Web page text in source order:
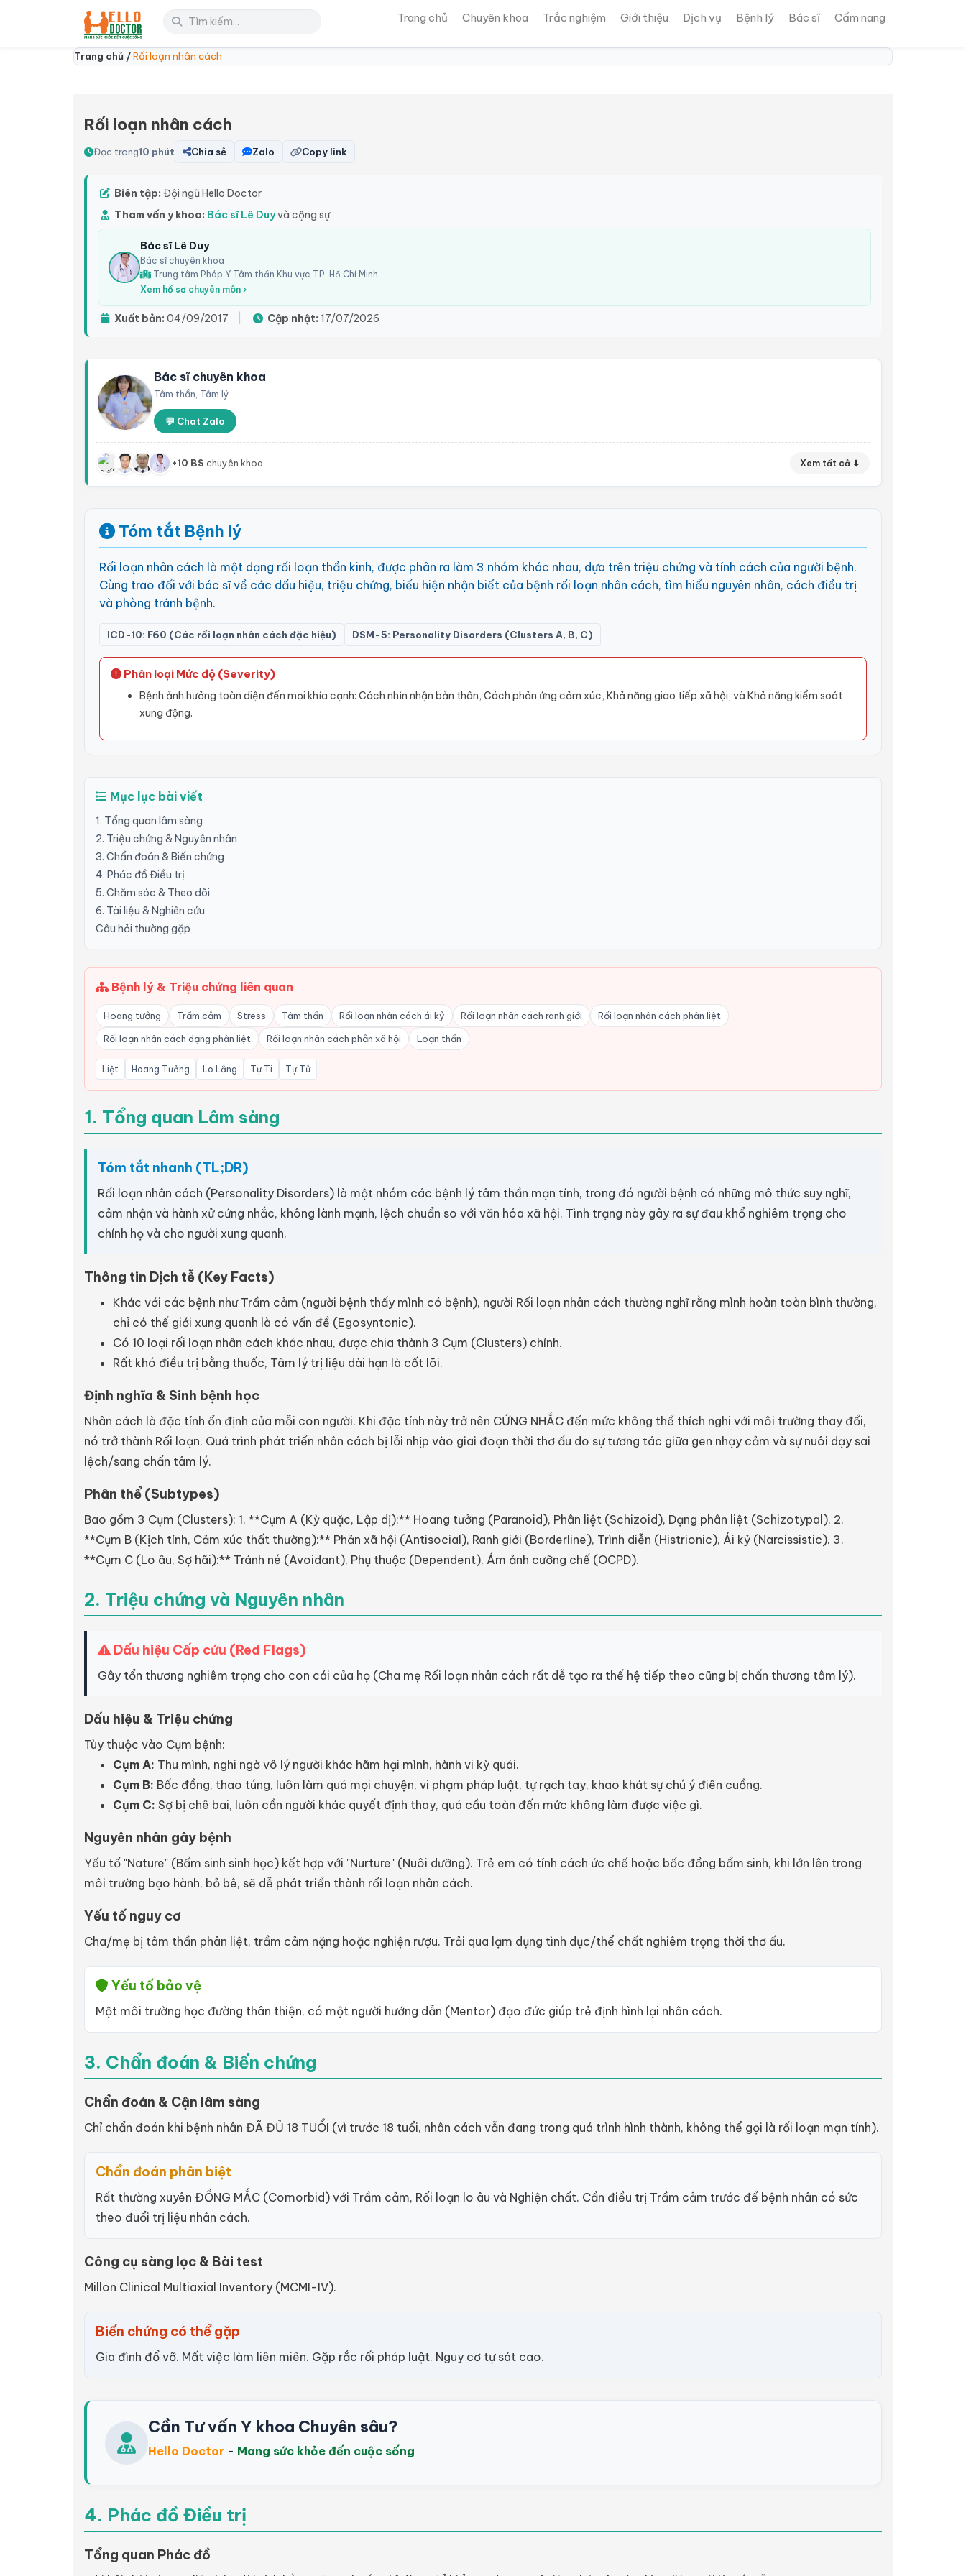
Trang chủ Chuyên khoa Trắc nghiệm Giới thiệu Dịch vụ Bệnh lý Bác sĩ Cẩm nang
Trang chủ /Rối loạn nhân cách
Rối loạn nhân cách
Đọc trong10 phút Chia sẻ Zalo Copy link
Biên tập: Đội ngũ Hello Doctor
Tham vấn y khoa: Bác sĩ Lê Duyvà cộng sự
Bác sĩ Lê Duy
Bác sĩ chuyên khoa
Trung tâm Pháp Y Tâm thần Khu vực TP. Hồ Chí Minh
Xem hồ sơ chuyên môn ›
Xuất bản: 04/09/2017 Cập nhật: 17/07/2026
Bác sĩ chuyên khoa
Tâm thần, Tâm lý
💬 Chat Zalo
+10 BS chuyên khoa Xem tất cả ⬇
Tóm tắt Bệnh lý
Rối loạn nhân cách là một dạng rối loạn thần kinh, được phân ra làm 3 nhóm khác nhau, dựa trên triệu chứng và tính cách của người bệnh.
Cùng trao đổi với bác sĩ về các dấu hiệu, triệu chứng, biểu hiện nhận biết của bệnh rối loạn nhân cách, tìm hiểu nguyên nhân, cách điều trị
và phòng tránh bệnh.
ICD-10: F60 (Các rối loạn nhân cách đặc hiệu) DSM-5: Personality Disorders (Clusters A, B, C)
Phân loại Mức độ (Severity)
Bệnh ảnh hưởng toàn diện đến mọi khía cạnh: Cách nhìn nhận bản thân, Cách phản ứng cảm xúc, Khả năng giao tiếp xã hội, và Khả năng kiểm soát
xung động.
Mục lục bài viết
1. Tổng quan lâm sàng
2. Triệu chứng & Nguyên nhân
3. Chẩn đoán & Biến chứng
4. Phác đồ Điều trị
5. Chăm sóc & Theo dõi
6. Tài liệu & Nghiên cứu
Câu hỏi thường gặp
Bệnh lý & Triệu chứng liên quan
Hoang tưởng Trầm cảm Stress Tâm thần Rối loạn nhân cách ái kỷ Rối loạn nhân cách ranh giới
Rối loạn nhân cách phân liệt
Rối loạn nhân cách dạng phân liệt
Rối loạn nhân cách phản xã hội Loạn thần
Liệt Hoang Tưởng Lo Lắng Tự Ti Tự Tử
1. Tổng quan Lâm sàng
Tóm tắt nhanh (TL;DR)
Rối loạn nhân cách (Personality Disorders) là một nhóm các bệnh lý tâm thần mạn tính, trong đó người bệnh có những mô thức suy nghĩ,
cảm nhận và hành xử cứng nhắc, không lành mạnh, lệch chuẩn so với văn hóa xã hội. Tình trạng này gây ra sự đau khổ nghiêm trọng cho
chính họ và cho người xung quanh.
Thông tin Dịch tễ (Key Facts)
Khác với các bệnh như Trầm cảm (người bệnh thấy mình có bệnh), người Rối loạn nhân cách thường nghĩ rằng mình hoàn toàn bình thường,
chỉ có thế giới xung quanh là có vấn đề (Egosyntonic).
Có 10 loại rối loạn nhân cách khác nhau, được chia thành 3 Cụm (Clusters) chính.
Rất khó điều trị bằng thuốc, Tâm lý trị liệu dài hạn là cốt lõi.
Định nghĩa & Sinh bệnh học
Nhân cách là đặc tính ổn định của mỗi con người. Khi đặc tính này trở nên CỨNG NHẮC đến mức không thể thích nghi với môi trường thay đổi,
nó trở thành Rối loạn. Quá trình phát triển nhân cách bị lỗi nhịp vào giai đoạn thời thơ ấu do sự tương tác giữa gen nhạy cảm và sự nuôi dạy sai
lệch/sang chấn tâm lý.
Phân thể (Subtypes)
Bao gồm 3 Cụm (Clusters): 1. **Cụm A (Kỳ quặc, Lập dị):** Hoang tưởng (Paranoid), Phân liệt (Schizoid), Dạng phân liệt (Schizotypal). 2.
**Cụm B (Kịch tính, Cảm xúc thất thường):** Phản xã hội (Antisocial), Ranh giới (Borderline), Trình diễn (Histrionic), Ái kỷ (Narcissistic). 3.
**Cụm C (Lo âu, Sợ hãi):** Tránh né (Avoidant), Phụ thuộc (Dependent), Ám ảnh cưỡng chế (OCPD).
2. Triệu chứng và Nguyên nhân
Dấu hiệu Cấp cứu (Red Flags)
Gây tổn thương nghiêm trọng cho con cái của họ (Cha mẹ Rối loạn nhân cách rất dễ tạo ra thế hệ tiếp theo cũng bị chấn thương tâm lý).
Dấu hiệu & Triệu chứng
Tùy thuộc vào Cụm bệnh:
Cụm A: Thu mình, nghi ngờ vô lý người khác hãm hại mình, hành vi kỳ quái.
Cụm B: Bốc đồng, thao túng, luôn làm quá mọi chuyện, vi phạm pháp luật, tự rạch tay, khao khát sự chú ý điên cuồng.
Cụm C: Sợ bị chê bai, luôn cần người khác quyết định thay, quá cầu toàn đến mức không làm được việc gì.
Nguyên nhân gây bệnh
Yếu tố "Nature" (Bẩm sinh sinh học) kết hợp với "Nurture" (Nuôi dưỡng). Trẻ em có tính cách ức chế hoặc bốc đồng bẩm sinh, khi lớn lên trong
môi trường bạo hành, bỏ bê, sẽ dễ phát triển thành rối loạn nhân cách.
Yếu tố nguy cơ
Cha/mẹ bị tâm thần phân liệt, trầm cảm nặng hoặc nghiện rượu. Trải qua lạm dụng tình dục/thể chất nghiêm trọng thời thơ ấu.
Yếu tố bảo vệ
Một môi trường học đường thân thiện, có một người hướng dẫn (Mentor) đạo đức giúp trẻ định hình lại nhân cách.
3. Chẩn đoán & Biến chứng
Chẩn đoán & Cận lâm sàng
Chỉ chẩn đoán khi bệnh nhân ĐÃ ĐỦ 18 TUỔI (vì trước 18 tuổi, nhân cách vẫn đang trong quá trình hình thành, không thể gọi là rối loạn mạn tính).
Chẩn đoán phân biệt
Rất thường xuyên ĐỒNG MẮC (Comorbid) với Trầm cảm, Rối loạn lo âu và Nghiện chất. Cần điều trị Trầm cảm trước để bệnh nhân có sức
theo đuổi trị liệu nhân cách.
Công cụ sàng lọc & Bài test
Millon Clinical Multiaxial Inventory (MCMI-IV).
Biến chứng có thể gặp
Gia đình đổ vỡ. Mất việc làm liên miên. Gặp rắc rối pháp luật. Nguy cơ tự sát cao.
Cần Tư vấn Y khoa Chuyên sâu?
Hello Doctor - Mang sức khỏe đến cuộc sống
4. Phác đồ Điều trị
Tổng quan Phác đồ